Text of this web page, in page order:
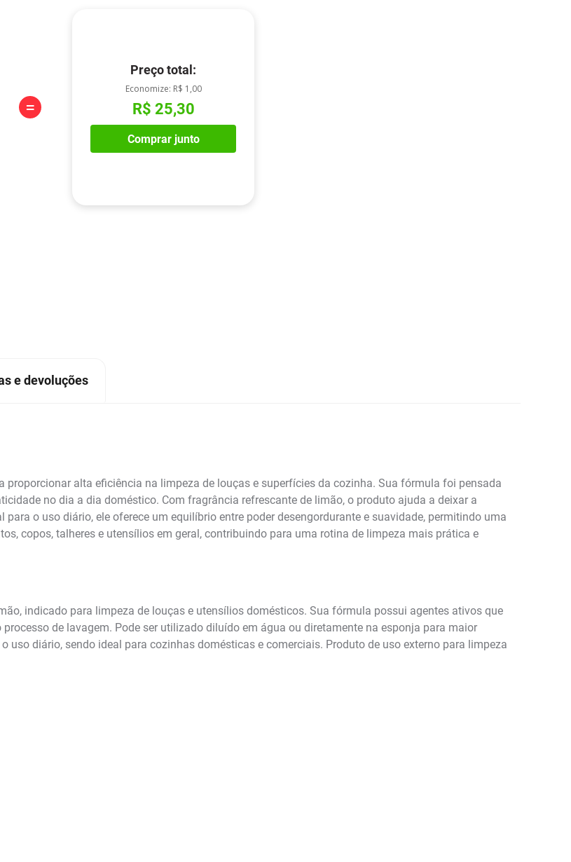
=
Preço total:
Economize: R$ 1,00
R$ 25,30
Comprar junto
e devoluções
proporcionar alta eficiência na limpeza de louças e superfícies da cozinha. Sua fórmula foi pensada
no dia a dia doméstico. Com fragrância refrescante de limão, o produto ajuda a deixar a
o uso diário, ele oferece um equilíbrio entre poder desengordurante e suavidade, permitindo uma
copos, talheres e utensílios em geral, contribuindo para uma rotina de limpeza mais prática e
indicado para limpeza de louças e utensílios domésticos. Sua fórmula possui agentes ativos que
de lavagem. Pode ser utilizado diluído em água ou diretamente na esponja para maior
diário, sendo ideal para cozinhas domésticas e comerciais. Produto de uso externo para limpeza